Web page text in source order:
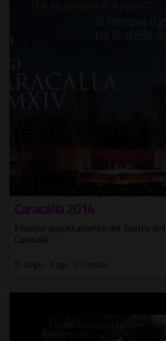
Caracalla 2014
Il nuovo appuntamento del Teatro
Caracalla
24 giu - 9 ago Festival